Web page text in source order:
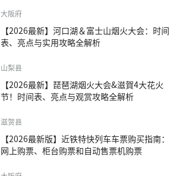
大阪府
【2026最新】河口湖＆富士山烟火大会：时间
表、亮点与实用攻略全解析
山梨县
【2026最新】琵琶湖烟火大会&滋賀4大花火
节！时间表、亮点与观赏攻略全解析
滋贺县
【2026最新版】近铁特快列车车票购买指南：
网上购票、柜台购票和自动售票机购票